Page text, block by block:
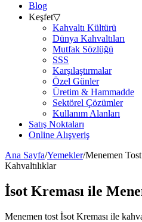
Blog
Keşfet▽
Kahvaltı Kültürü
Dünya Kahvaltıları
Mutfak Sözlüğü
SSS
Karşılaştırmalar
Özel Günler
Üretim & Hammadde
Sektörel Çözümler
Kullanım Alanları
Satış Noktaları
Online Alışveriş
Ana Sayfa/Yemekler/Menemen Tost
Kahvaltılıklar
İsot Kreması ile
Menemen tost İsot Kreması ile